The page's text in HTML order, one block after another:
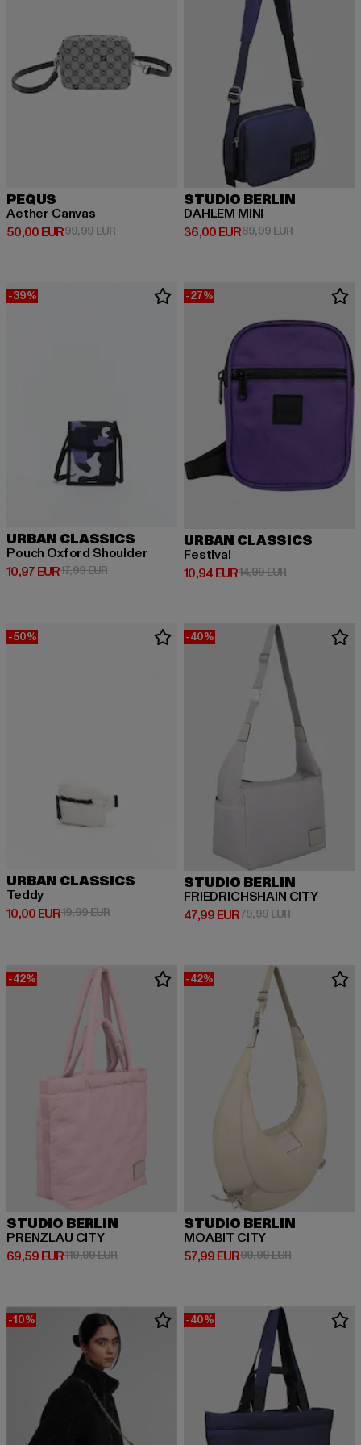
PEQUS
Aether Canvas
50,00 EUR
Derzeitiger Preis: 50,00 EUR
99,99 EURAktionspreis: 99,99 EUR
STUDIO BERLIN
DAHLEM MINI
36,00 EUR
Derzeitiger Preis: 36,00 EUR
89,99 EURAktionspreis:
-39%
URBAN CLASSICS
Pouch Oxford Shoulder
10,97 EUR
Derzeitiger Preis: 10,97 EUR
17,99 EURAktionspreis: 17,99 EUR
-27%
URBAN CLASSICS
Festival
10,94 EUR
Derzeitiger Preis: 10,94 EUR
14,99 EURAktionspreis:
-50%
URBAN CLASSICS
Teddy
10,00 EUR
Derzeitiger Preis: 10,00 EUR
19,99 EURAktionspreis: 19,99 EUR
-40%
STUDIO BERLIN
FRIEDRICHSHAIN CITY
47,99 EUR
Derzeitiger Preis: 47,99 EUR
79,99 EURAktionspreis:
-42%
STUDIO BERLIN
PRENZLAU CITY
69,59 EUR
Derzeitiger Preis: 69,59 EUR
119,99 EURAktionspreis: 119,99 EUR
-42%
STUDIO BERLIN
MOABIT CITY
57,99 EUR
Derzeitiger Preis: 57,99 EUR
99,99 EURAktionspreis:
-10% -40%